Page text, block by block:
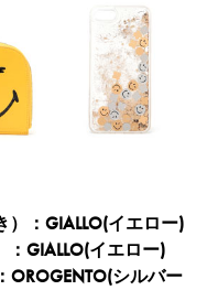
：GIALLO(イエロー)
GIALLO(イエロー)
OROGENTO(シルバー